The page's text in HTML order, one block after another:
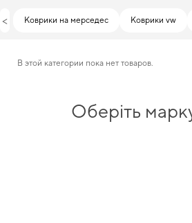
< Коврики на мерседес Коврики vw
В этой категории пока нет товаров.